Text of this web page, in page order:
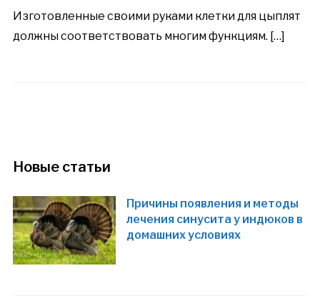
Изготовленные своими руками клетки для цыплят
должны соответствовать многим функциям. […]
Новые статьи
Причины появления и методы
лечения синусита у индюков в
домашних условиях